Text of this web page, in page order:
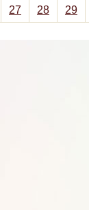
27 28 29